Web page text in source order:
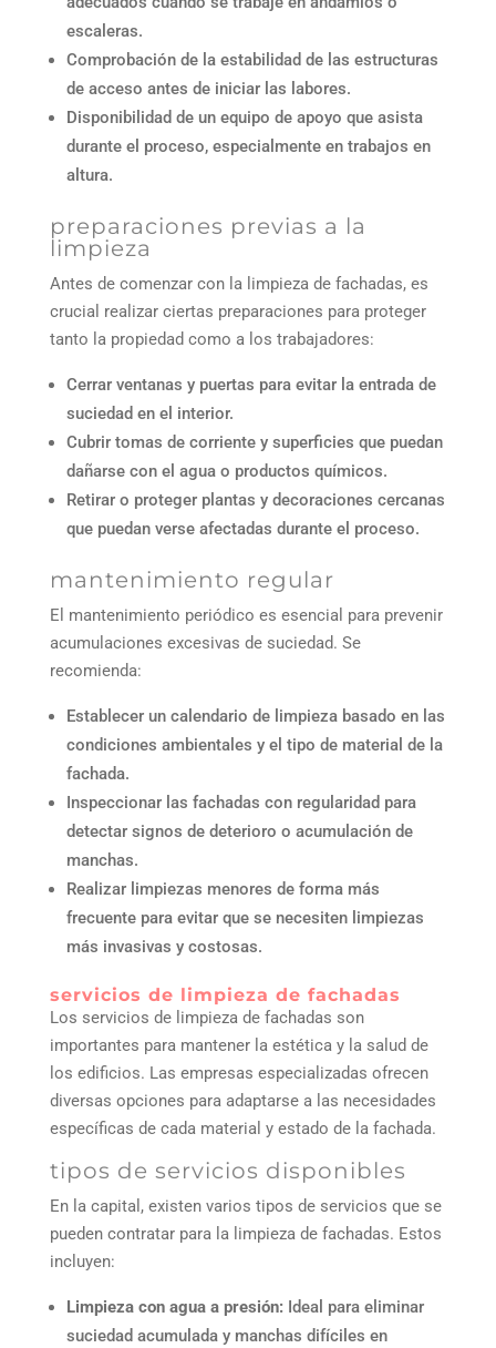
escaleras.
Comprobación de la estabilidad de las estructuras
de acceso antes de iniciar las labores.
Disponibilidad de un equipo de apoyo que asista
durante el proceso, especialmente en trabajos en
altura.
preparaciones previas a la
limpieza
Antes de comenzar con la limpieza de fachadas, es
crucial realizar ciertas preparaciones para proteger
tanto la propiedad como a los trabajadores:
Cerrar ventanas y puertas para evitar la entrada de
suciedad en el interior.
Cubrir tomas de corriente y superficies que puedan
dañarse con el agua o productos químicos.
Retirar o proteger plantas y decoraciones cercanas
que puedan verse afectadas durante el proceso.
mantenimiento regular
El mantenimiento periódico es esencial para prevenir
acumulaciones excesivas de suciedad. Se
recomienda:
Establecer un calendario de limpieza basado en las
condiciones ambientales y el tipo de material de la
fachada.
Inspeccionar las fachadas con regularidad para
detectar signos de deterioro o acumulación de
manchas.
Realizar limpiezas menores de forma más
frecuente para evitar que se necesiten limpiezas
más invasivas y costosas.
servicios de limpieza de fachadas
Los servicios de limpieza de fachadas son
importantes para mantener la estética y la salud de
los edificios. Las empresas especializadas ofrecen
diversas opciones para adaptarse a las necesidades
específicas de cada material y estado de la fachada.
tipos de servicios disponibles
En la capital, existen varios tipos de servicios que se
pueden contratar para la limpieza de fachadas. Estos
incluyen:
Limpieza con agua a presión:Ideal para eliminar
suciedad acumulada y manchas difíciles en